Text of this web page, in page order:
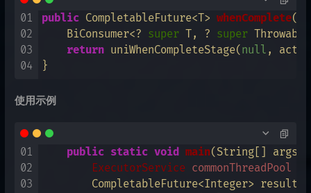
01
02
03
04
public CompletableFuture<T> whenComplete(
    BiConsumer<?
super T, ? super
return uniWhenCompleteStage( null ,
使用示例
01
02
03
public static void main(String[] args)
ExecutorService commonThreadPool
CompletableFuture<Integer> result